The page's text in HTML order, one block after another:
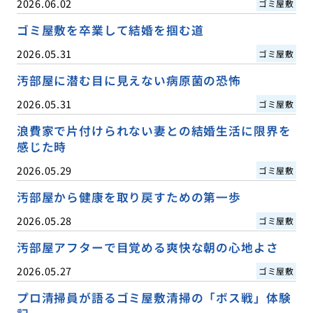
2026.06.02 ゴミ屋敷
ゴミ屋敷を卒業して結婚を掴む道
2026.05.31 ゴミ屋敷
汚部屋に潜む目に見えない病原菌の恐怖
2026.05.31 ゴミ屋敷
浪費家で片付けられない妻との結婚生活に限界を
感じた時
2026.05.29 ゴミ屋敷
汚部屋から健康を取り戻すための第一歩
2026.05.28 ゴミ屋敷
汚部屋アフターで目覚める爽快な朝の心地よさ
2026.05.27 ゴミ屋敷
プロ清掃員が語るゴミ屋敷清掃の「ボス戦」体験